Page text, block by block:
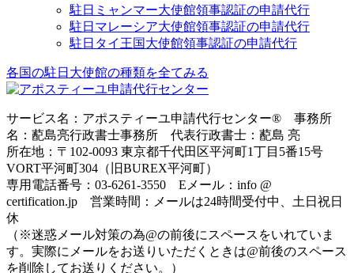
駐日ミャンマー大使館領事認証の申請代行
駐日マレーシア大使館領事認証の申請代行
駐日タイ王国大使館領事認証の申請代行
各国の駐日大使館の種類を全てみる
サービス名：アポスティーユ申請代行センター® 事務所
名：蓜島亮行政書士事務所 代表行政書士：蓜島 亮
所在地：〒102-0093 東京都千代田区平河町1丁目5番15号
VORT平河町304（旧BUREX平河町）
専用電話番号：03-6261-3550 Eメール：info @
certification.jp 営業時間：メールは24時間受付中、土日祝日
休
（※迷惑メール対策の為@の前後にスペースをいれていま
す。実際にメールをお送りいただくときは@前後のスペース
を削除してお送りください。）